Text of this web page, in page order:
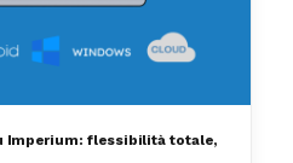
Imperium: flessibilità totale,